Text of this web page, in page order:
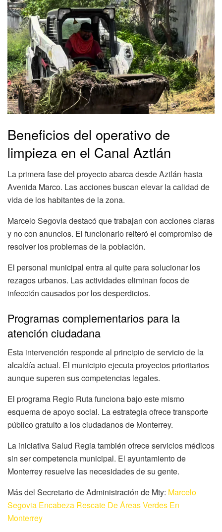
Beneficios del operativo de
limpieza en el Canal Aztlán
La primera fase del proyecto abarca desde Aztlán hasta
Avenida Marco. Las acciones buscan elevar la calidad de
vida de los habitantes de la zona.
Marcelo Segovia destacó que trabajan con acciones claras
y no con anuncios. El funcionario reiteró el compromiso de
resolver los problemas de la población.
El personal municipal entra al quite para solucionar los
rezagos urbanos. Las actividades eliminan focos de
infección causados por los desperdicios.
Programas complementarios para la
atención ciudadana
Esta intervención responde al principio de servicio de la
alcaldía actual. El municipio ejecuta proyectos prioritarios
aunque superen sus competencias legales.
El programa Regio Ruta funciona bajo este mismo
esquema de apoyo social. La estrategia ofrece transporte
público gratuito a los ciudadanos de Monterrey.
La iniciativa Salud Regia también ofrece servicios médicos
sin ser competencia municipal. El ayuntamiento de
Monterrey resuelve las necesidades de su gente.
Más del Secretario de Administración de Mty: Marcelo
Segovia Encabeza Rescate De Áreas Verdes En
Monterrey